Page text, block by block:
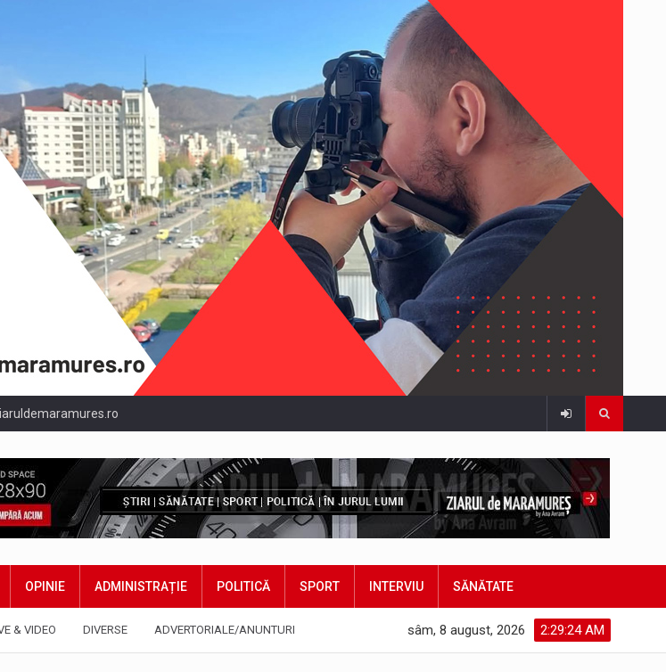
OPINIE ADMINISTRAȚIE POLITICĂ SPORT INTERVIU SĂNĂTATE
& VIDEO DIVERSE ADVERTORIALE/ANUNTURI 2:29:27 AM
sâm, 8 august, 2026